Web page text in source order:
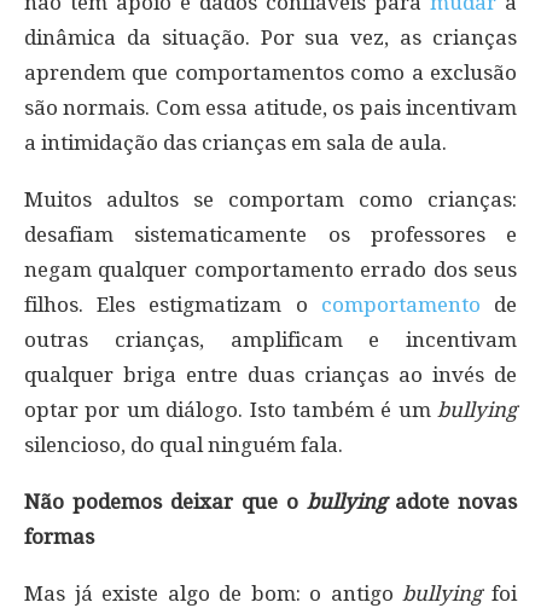
dinâmica da situação. Por sua vez, as crianças
aprendem que comportamentos como a exclusão
são normais. Com essa atitude, os pais incentivam
a intimidação das crianças em sala de aula.
Muitos adultos se comportam como crianças:
desafiam sistematicamente os professores e
negam qualquer comportamento errado dos seus
filhos. Eles estigmatizam o comportamento de
outras crianças, amplificam e incentivam
qualquer briga entre duas crianças ao invés de
optar por um diálogo. Isto também é um bullying
silencioso, do qual ninguém fala.
Não podemos deixar que o bullyingadote novas
formas
Mas já existe algo de bom: o antigobullyingfoi